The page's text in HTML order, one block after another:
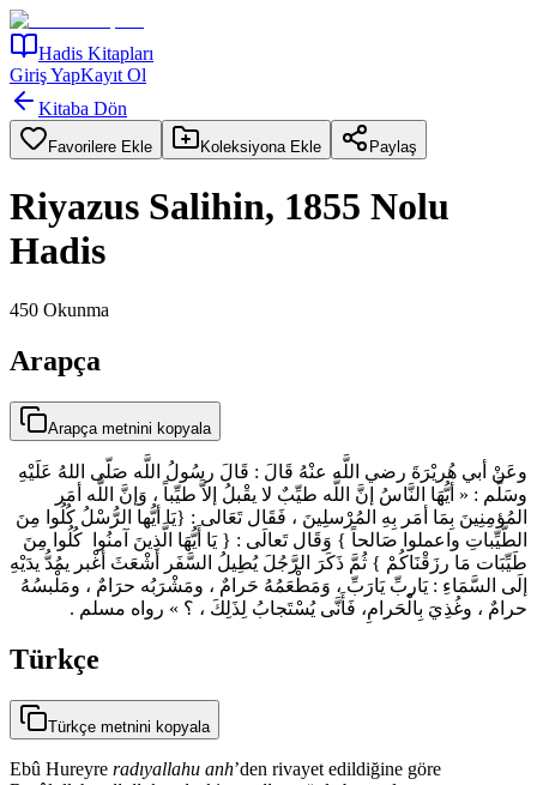
Hadis Kitapları
Giriş YapKayıt Ol
Kitaba Dön
Favorilere Ekle Koleksiyona Ekle Paylaş
Riyazus Salihin, 1855 Nolu
Hadis
450 Okunma
Arapça
Arapça metnini kopyala
وعَنْ أبي هُريْرَةَ رضي اللَّه عنْهُ قَالَ : قَالَ رسُولُ اللَّه صَلّى اللهُ عَلَيْهِ
وسَلَّم : « أيُّهَا النَّاسُ إنَّ اللَّه طيِّبٌ لا يقْبلُ إلاَّ طيِّباً ، وَإنَّ اللَّه أمَر
المُؤمِنِينَ بِمَا أمَر بِهِ المُرْسلِينَ ، فَقَال تَعَالى : {يَا أيُّها الرُّسْلُ كُلُوا مِنَ
الطَّيِّباتِ واعملوا صَالحاً } وَقَال تَعالَى : { يَا أَيُّهَا الَّذِينَ آمنُوا كُلُوا مِنَ
طَيِّبَات مَا رزَقْنَاكُمْ } ثُمَّ ذَكَرَ الرَّجُلَ يُطِيلُ السَّفَر أشْعَثَ أغْبر يمُدُّ يدَيْهِ
إلَى السَّمَاءِ : يَاربِّ يَارَبِّ ، وَمَطْعَمُهُ حَرامٌ ، ومَشْرَبُه حرَامٌ ، ومَلْبسُهُ
حرامٌ ، وغُذِيَ بِالْحَرامِ، فَأَنَّى يُسْتَجابُ لِذَلِكَ ، ؟ » رواه مسلم .
Türkçe
Türkçe metnini kopyala
Ebû Hureyre radıyallahu anh’den rivayet edildiğine göre